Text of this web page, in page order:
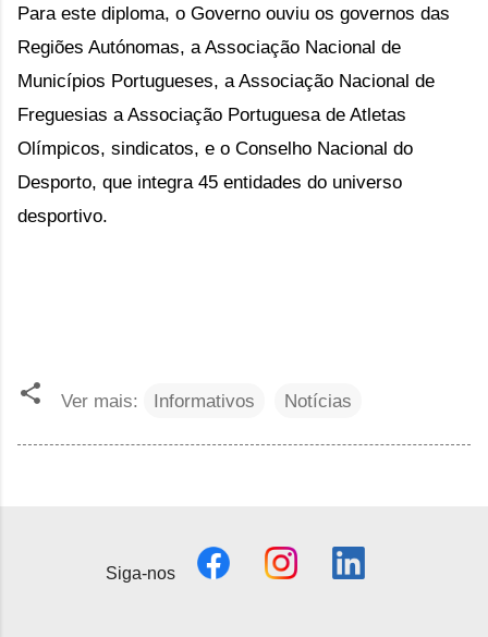
Para este diploma, o Governo ouviu os governos das
Regiões Autónomas, a Associação Nacional de
Municípios Portugueses, a Associação Nacional de
Freguesias a Associação Portuguesa de Atletas
Olímpicos, sindicatos, e o Conselho Nacional do
Desporto, que integra 45 entidades do universo
desportivo.
Ver mais: Informativos Notícias
Siga-nos